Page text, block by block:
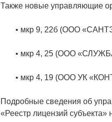
Также новые управляющие
• мкр 9, 22б (ООО
• мкр 4, 25 (ООО
• мкр 4, 19 (ООО УК
Подробные сведения об
«Реестр лицензий